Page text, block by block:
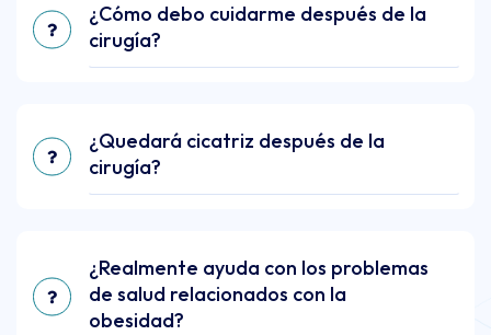
¿Cómo debo cuidarme después de la
cirugía?
¿Quedará cicatriz después de la
cirugía?
¿Realmente ayuda con los problemas
de salud relacionados con la
obesidad?